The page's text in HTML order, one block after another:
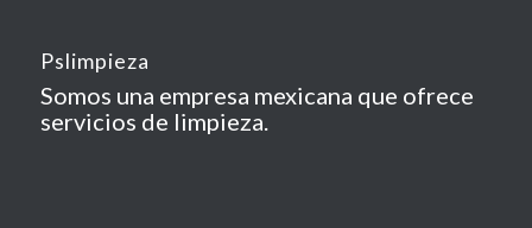
Pslimpieza
Somos una empresa mexicana que ofrece
servicios de limpieza.